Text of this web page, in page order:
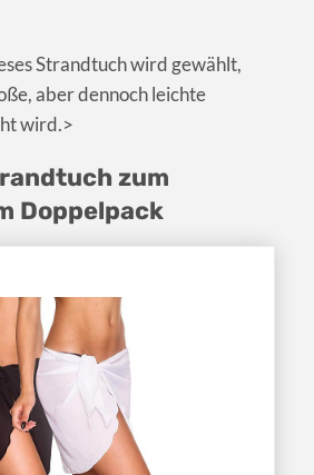
Strandtuch wird gewählt,
aber dennoch leichte
wird.>
zum
Doppelpack